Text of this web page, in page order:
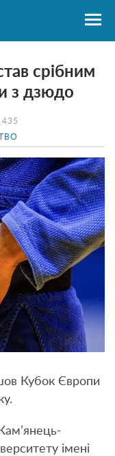
435
срібним
з дзюдо
Кубок Європи
імені